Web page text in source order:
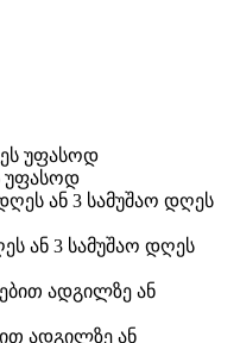
უფასოდ
ან 3 სამუშაო დღეს
ადგილზე ან